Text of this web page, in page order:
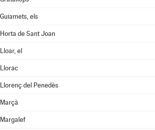
Guiamets, els
Horta de Sant Joan
Lloar, el
Llorac
Llorenç del Penedès
Marçà
Margalef